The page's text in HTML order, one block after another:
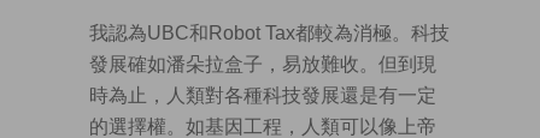
我認為UBC和Robot Tax都較為消極。科技
發展確如潘朵拉盒子，易放難收。但到現
時為止，人類對各種科技發展還是有一定
的選擇權。如基因工程，人類可以像上帝